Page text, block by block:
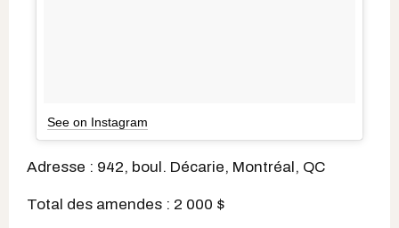
See on Instagram
Adresse : 942, boul. Décarie, Montréal, QC
Total des amendes : 2 000 $